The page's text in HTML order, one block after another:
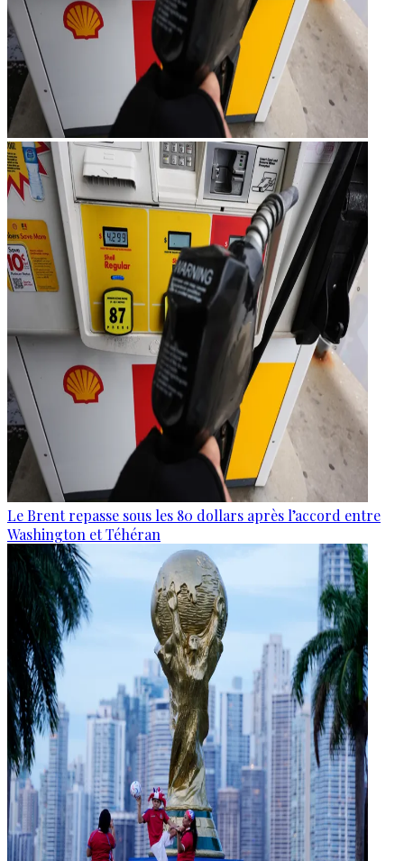
Le Brent repasse sous les 80 dollars après l’accord entre
Washington et Téhéran